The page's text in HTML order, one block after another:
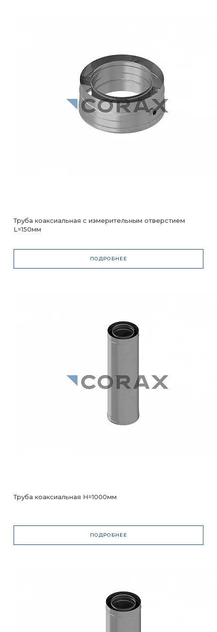
Труба коаксиальная с измерительным отверстием
L=150мм
ПОДРОБНЕЕ
Труба коаксиальная H=1000мм
ПОДРОБНЕЕ